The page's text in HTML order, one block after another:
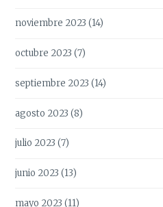
noviembre 2023 (14)
octubre 2023 (7)
septiembre 2023 (14)
agosto 2023 (8)
julio 2023 (7)
junio 2023 (13)
mayo 2023 (11)